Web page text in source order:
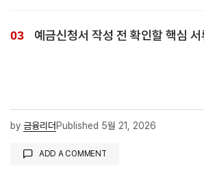
예금신청서 작성 전 확인할 핵심
by 금융리더 Published 5월 21, 2026
ADD A COMMENT